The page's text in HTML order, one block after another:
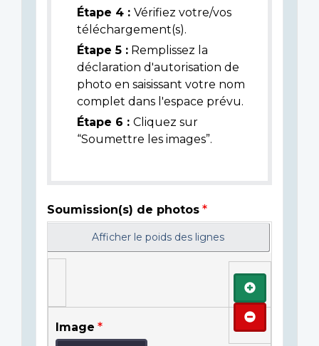
Étape 4 : Vérifiez votre/vos
téléchargement(s).
Étape 5 : Remplissez la
déclaration d'autorisation de
photo en saisissant votre nom
complet dans l'espace prévu.
Étape 6 : Cliquez sur
“Soumettre les images”.
Soumission(s) de photos
Afficher le poids des lignes
Image
Ajouter
Retirer